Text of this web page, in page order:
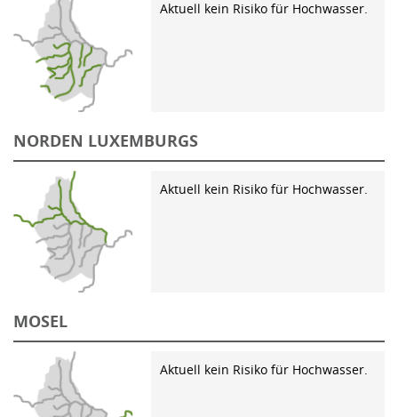
Aktuell kein Risiko für Hochwasser.
NORDEN LUXEMBURGS
Aktuell kein Risiko für Hochwasser.
MOSEL
Aktuell kein Risiko für Hochwasser.